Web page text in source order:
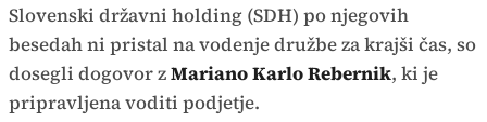
Slovenski državni holding (SDH) po njegovih
besedah ni pristal na vodenje družbe za krajši čas, so
dosegli dogovor zMariano Karlo Rebernik, ki je
pripravljena voditi podjetje.